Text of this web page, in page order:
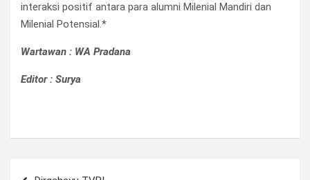
interaksi positif antara para alumni Milenial Mandiri dan
Milenial Potensial.*
Wartawan : WA Pradana
Editor : Surya